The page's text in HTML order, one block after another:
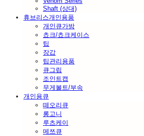
Shaft (상대)
휴브리스개인용품
개인큐가방
쵸크/쵸크케이스
팁
장갑
팁관리용품
큐그립
조인트캡
무게볼트/부속
개인용큐
떼오리큐
롱고니
루츠케이
메쯔큐